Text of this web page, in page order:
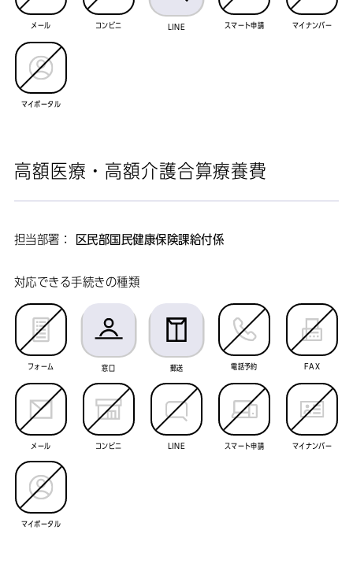
メール コンビニ LINE スマート申請 マイナンバー
マイポータル
高額医療・高額介護合算療養費
担当部署： 区民部国民健康保険課給付係
対応できる手続きの種類
フォーム 窓口 郵送 電話予約 FAX
メール コンビニ LINE スマート申請 マイナンバー
マイポータル